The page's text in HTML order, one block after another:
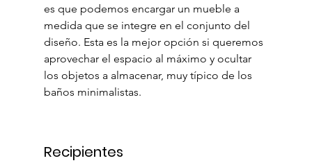
es que podemos encargar un mueble a
medida que se integre en el conjunto del
diseño. Esta es la mejor opción si queremos
aprovechar el espacio al máximo y ocultar
los objetos a almacenar, muy típico de los
baños minimalistas.
Recipientes